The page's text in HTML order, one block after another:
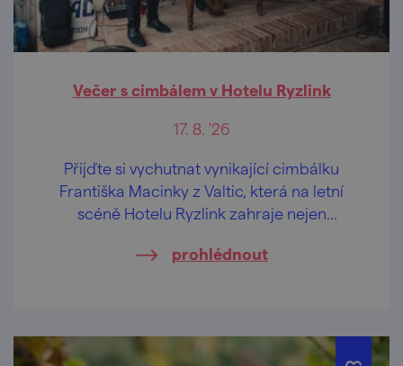
Večer s cimbálem v Hotelu Ryzlink
17. 8. '26
Přijďte si vychutnat vynikající cimbálku
Františka Macinky z Valtic, která na letní
scéně Hotelu Ryzlink zahraje nejen
prohlédnout